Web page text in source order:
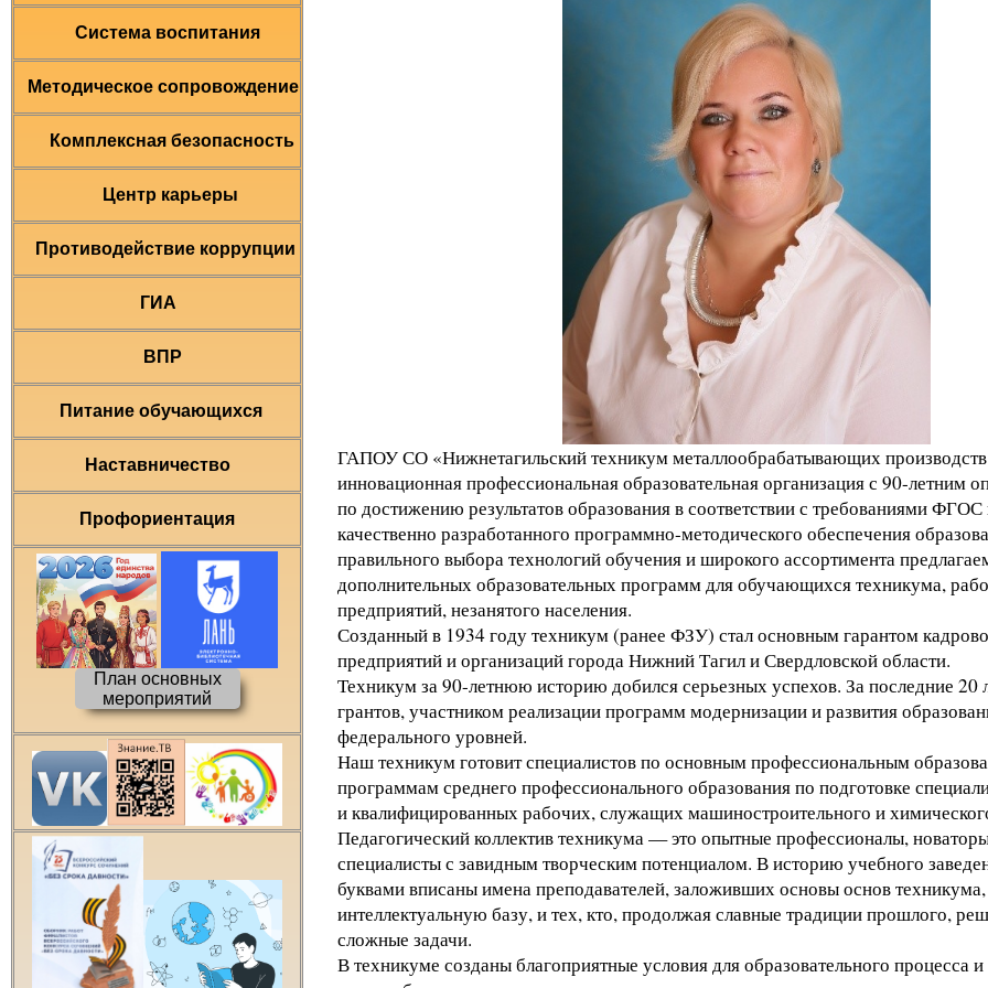
Система воспитания
Методическое сопровождение
Комплексная безопасность
Центр карьеры
Противодействие коррупции
ГИА
ВПР
Питание обучающихся
Наставничество
Профориентация
План основных
мероприятий
ГАПОУ СО «Нижнетагильский техникум металлообрабатывающих производств
инновационная профессиональная образовательная организация с 90-летним
по достижению результатов образования в соответствии с требованиями ФГОС
качественно разработанного программно-методического обеспечения
правильного выбора технологий обучения и широкого ассортимента
дополнительных образовательных программ для обучающихся техникума,
предприятий, незанятого населения.
Созданный в 1934 году техникум (ранее ФЗУ) стал основным гарантом
предприятий и организаций города Нижний Тагил и Свердловской области.
Техникум за 90-летнюю историю добился серьезных успехов. За последние 20
грантов, участником реализации программ модернизации и развития
федерального уровней.
Наш техникум готовит специалистов по основным профессиональным
программам среднего профессионального образования по подготовке
и квалифицированных рабочих, служащих машиностроительного и
Педагогический коллектив техникума — это опытные профессионалы,
специалисты с завидным творческим потенциалом. В историю учебного
буквами вписаны имена преподавателей, заложивших основы основ техникума,
интеллектуальную базу, и тех, кто, продолжая славные традиции прошлого,
сложные задачи.
В техникуме созданы благоприятные условия для образовательного процесса